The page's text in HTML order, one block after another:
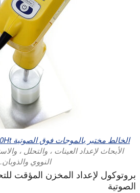
الخالط مختبر بالموجات فوق الصوتية UP200Ht
الأبحاث لإعداد العينات ، والتحلل ،
النووي والذوبان.
بروتوكول لإعداد المخزن المؤقت
الصوتية